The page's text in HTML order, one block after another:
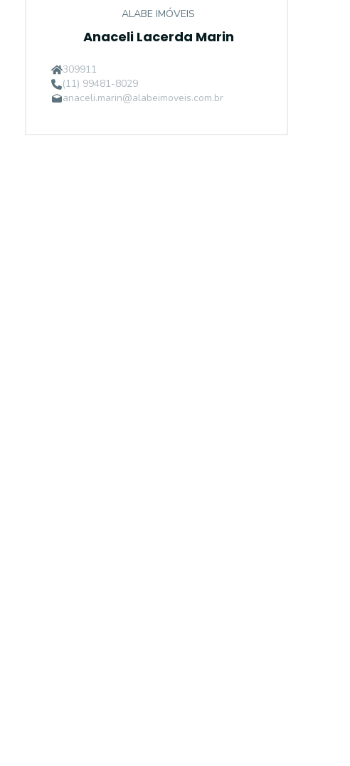
ALABE IMÓVEIS
Anaceli Lacerda Marin
309911
(11) 99481-8029
anaceli.marin@alabeimoveis.com.br